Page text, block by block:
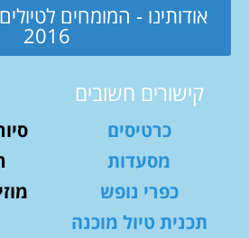
אודותינו - המומחים
2016
קישורים חשובים
כרטיסים
מסעדות
כפרי נופש
תכנית טיול מוכנה